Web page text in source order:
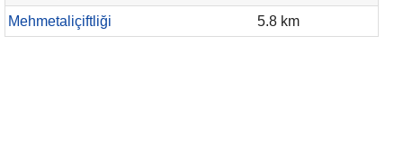
Mehmetaliçiftliği
5.8 km